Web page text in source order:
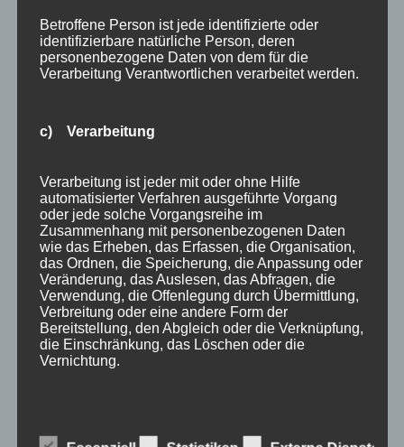
Urlaub
Veranstaltungstipp
Wintersport
Bei uns…
BERGBAHN UNLIMITED
Ausgezeichnet von KAYAK
Betroffene Person ist jede identifizierte oder
identifizierbare natürliche Person, deren
personenbezogene Daten von dem für die
Verarbeitung Verantwortlichen verarbeitet werden.
c) Verarbeitung
Verarbeitung ist jeder mit oder ohne Hilfe
automatisierter Verfahren ausgeführte Vorgang
oder jede solche Vorgangsreihe im
Zusammenhang mit personenbezogenen Daten
wie das Erheben, das Erfassen, die Organisation,
das Ordnen, die Speicherung, die Anpassung oder
Veränderung, das Auslesen, das Abfragen, die
Verwendung, die Offenlegung durch Übermittlung,
Verbreitung oder eine andere Form der
Bereitstellung, den Abgleich oder die Verknüpfung,
die Einschränkung, das Löschen oder die
Vernichtung.